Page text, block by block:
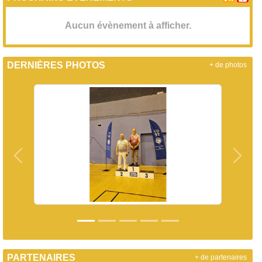
Aucun évènement à afficher.
DERNIÈRES PHOTOS
Précedent
+ de photos
PARTENAIRES + de partenaires